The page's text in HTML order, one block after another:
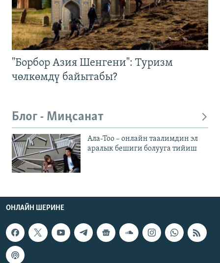
"Борбор Азия Шенгени": Туризм
чөлкөмдү байытабы?
Блог - Миңсанат
Ала-Тоо – онлайн таалимдин эл
аралык бешиги болууга тийиш
ОНЛАЙН ШЕРИНЕ